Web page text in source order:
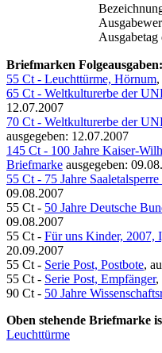
Briefmarken Folgeausgaben:
55 Ct - Leuchttürme, Hörnum
65 Ct - Weltkulturerbe der
12.07.2007
70 Ct - Weltkulturerbe der
ausgegeben: 12.07.2007
145 Ct - 100 Jahre Kaiser-
Briefmarke ausgegeben:
55 Ct - 75 Jahre
09.08.2007
55 Ct - 50 Jahre Deutsche
09.08.2007
55 Ct - Für uns Kinder, 2007,
20.09.2007
55 Ct - Serie Post, Postbote,
55 Ct - Serie Post, Empfänger,
90 Ct - 50 Jahre
Oben stehende Briefmarke
Leuchttürme